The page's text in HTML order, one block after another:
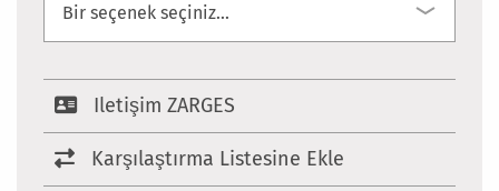
Iletişim ZARGES
Karşılaştırma Listesine Ekle